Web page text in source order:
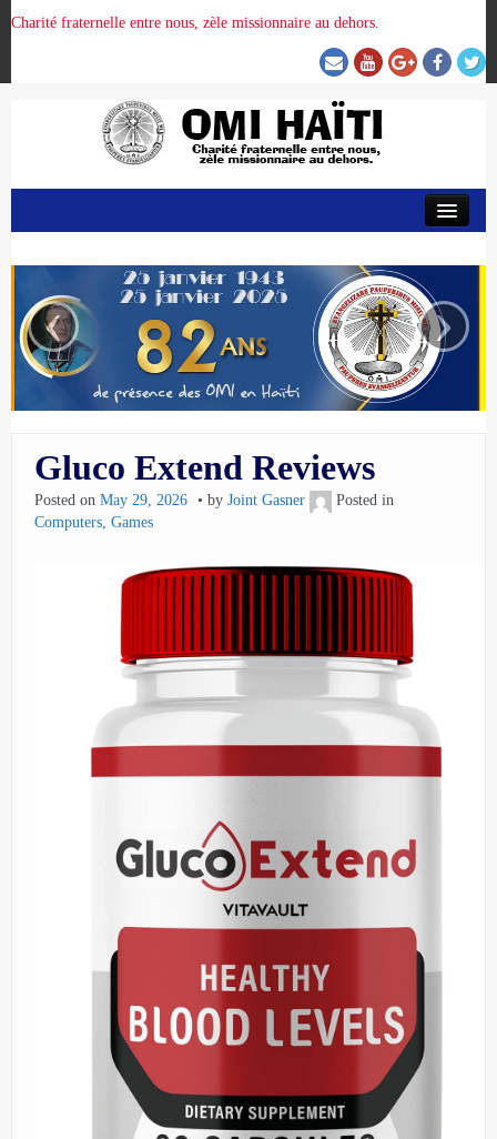
Charité fraternelle entre nous, zèle missionnaire au dehors.
ORGANISATION DE LA PROVINCE
PRÉSENCE OMI
NOUS CONTACTER
‹ ›
Gluco Extend Reviews
Posted on May 29, 2026 by Joint Gasner
Posted in
Computers, Games